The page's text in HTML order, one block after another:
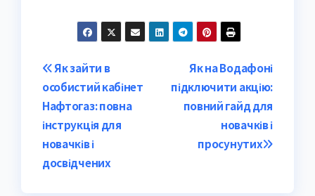
Post
navigation
Як на Водафоні
підключити акцію:
повний гайд для
новачків і
просунутих
Як зайти в
особистий кабінет
Нафтогаз: повна
інструкція для
новачків і
досвідчених